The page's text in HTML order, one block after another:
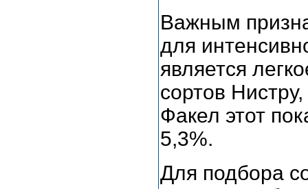
Важным
для
является
сортов
Факел этот
5,3%.
Для подбора